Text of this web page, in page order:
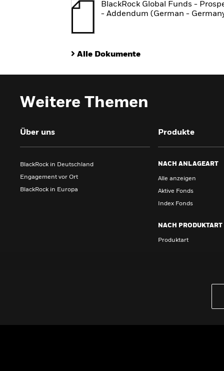
BlackRock Global Funds -
- Addendum (German -
Alle Dokumente
Weitere Themen
Über uns
BlackRock in Deutschland
Engagement vor Ort
BlackRock in Europa
Produkte
NACH ANLAGEART
Alle anzeigen
Aktive Fonds
Index Fonds
NACH PRODUKTART
Produktart